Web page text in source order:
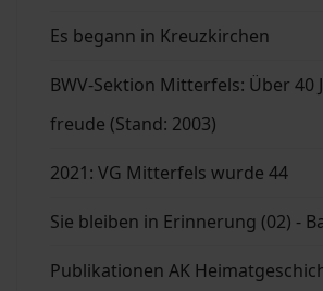
Es begann in Kreuzkirchen
BWV-Sektion Mitterfels: Über 40
freude (Stand: 2003)
2021: VG Mitterfels wurde 44
Sie bleiben in Erinnerung (02) -
Publikationen AK